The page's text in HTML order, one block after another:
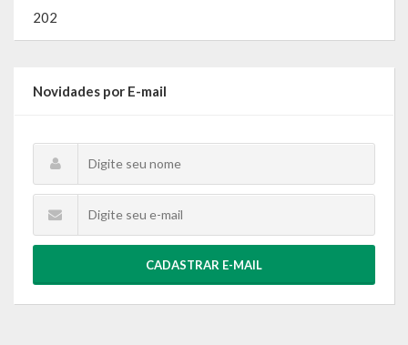
202
Novidades por E-mail
CADASTRAR E-MAIL